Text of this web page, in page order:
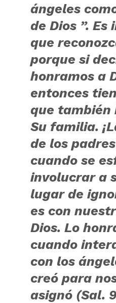
ángeles
de Dios ”.
que
porque si
honramos a
entonces
que también
Su familia.
de los
cuando se
involucrar a
lugar de
es con
Dios. Lo
cuando
con los
creó para
asignó (Sal.